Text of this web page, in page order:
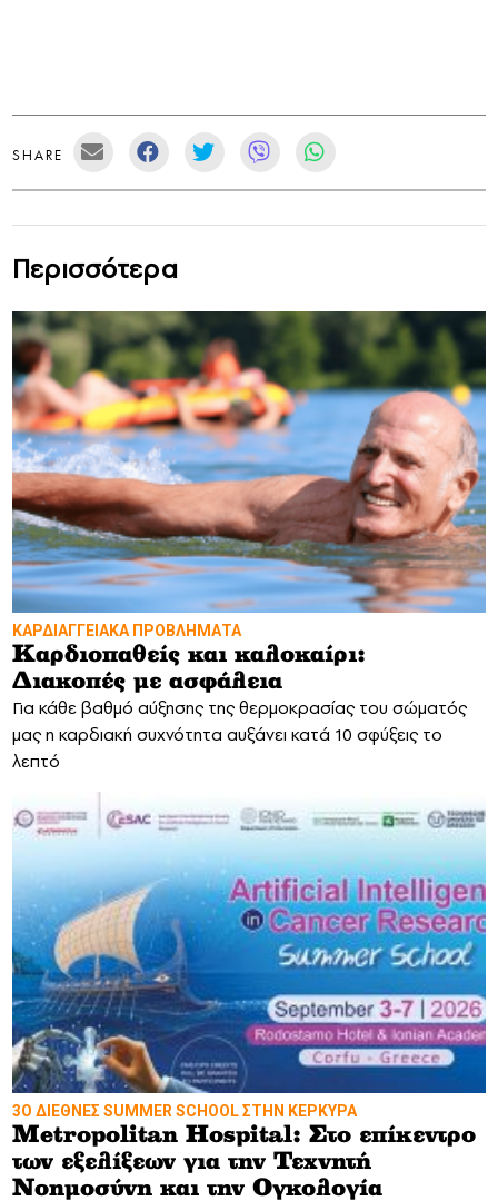
SHARE
Περισσότερα
ΚΑΡΔΙΑΓΓΕΙΑΚΑ ΠΡΟΒΛΗΜΑΤΑ
Καρδιοπαθείς και καλοκαίρι:
Διακοπές με ασφάλεια
Για κάθε βαθμό αύξησης της θερμοκρασίας του σώματός
μας η καρδιακή συχνότητα αυξάνει κατά 10 σφύξεις το
λεπτό
3Ο ΔΙΕΘΝΕΣ SUMMER SCHOOL ΣΤΗΝ ΚΕΡΚΥΡΑ
Metropolitan Hospital: Στο επίκεντρο
των εξελίξεων για την Τεχνητή
Νοημοσύνη και την Ογκολογία